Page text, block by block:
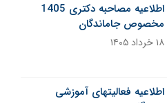
اطلاعیه مصاحبه دکتری 1405
مخصوص جاماندگان
۱۸ خرداد ۱۴۰۵
اطلاعیه فعالیتهای آموزشی